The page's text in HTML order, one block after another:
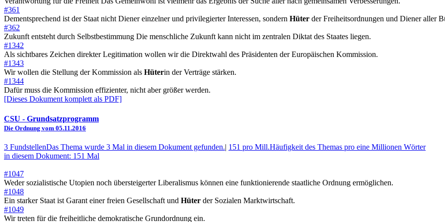
#361
Dementsprechend ist der Staat nicht Diener einzelner und privilegierter Interessen, sondern Hüter der Freiheitsordnungen und Diener aller
#362
Zukunft entsteht durch Selbstbestimmung Die menschliche Zukunft kann nicht im zentralen Diktat des Staates liegen.
#1342
Als sichtbares Zeichen direkter Legitimation wollen wir die Direktwahl des Präsidenten der Europäischen Kommission.
#1343
Wir wollen die Stellung der Kommission als Hüterin der Verträge stärken.
#1344
Dafür muss die Kommission effizienter, nicht aber größer werden.
[Dieses Dokument komplett als PDF]
CSU - Grundsatzprogramm
Die Ordnung vom 05.11.2016
3 FundstellenDas Thema wurde 3 Mal in diesem Dokument gefunden.| 151 pro Mill.Häufigkeit des Themas pro eine Millionen Wörter
in diesem Dokument: 151 Mal
#1047
Weder sozialistische Utopien noch übersteigerter Liberalismus können eine funktionierende staatliche Ordnung ermöglichen.
#1048
Ein starker Staat ist Garant einer freien Gesellschaft und Hüter der Sozialen Marktwirtschaft.
#1049
Wir treten für die freiheitliche demokratische Grundordnung ein.